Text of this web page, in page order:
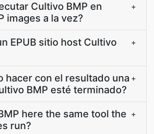
Cultivo BMP en
images a la vez?
+
EPUB sitio host Cultivo
+
hacer con el resultado una
BMP esté terminado?
+
here the same tool the
run?
+